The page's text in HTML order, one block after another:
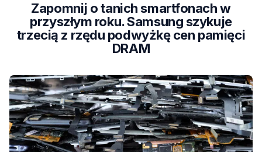
Zapomnij o tanich smartfonach w
przyszłym roku. Samsung szykuje
trzecią z rzędu podwyżkę cen pamięci
DRAM